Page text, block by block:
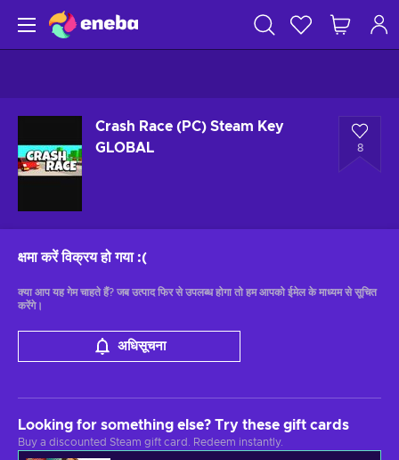
Crash Race (PC) Steam Key
GLOBAL
8
क्षमा करें विक्रय हो गया :(
क्या आप यह गेम चाहते हैं? जब उत्पाद फिर से उपलब्ध होगा तो हम आपको ईमेल के माध्यम से सूचित
करेंगे।
अधिसूचना
Looking for something else? Try these gift cards
Buy a discounted Steam gift card. Redeem instantly.